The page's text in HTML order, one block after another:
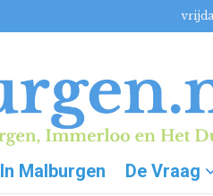
In Malburgen De Vraag